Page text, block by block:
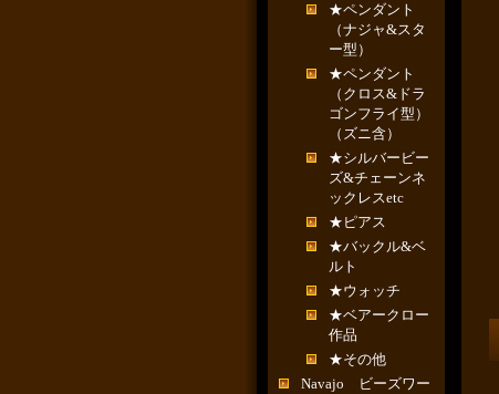
★ペンダント
（ナジャ&スタ
ー型）
★ペンダント
（クロス&ドラ
ゴンフライ型）
（ズニ含）
★シルバービー
ズ&チェーンネ
ックレスetc
★ピアス
★バックル&ベ
ルト
★ウォッチ
★ベアークロー
作品
★その他
Navajo ビーズワー